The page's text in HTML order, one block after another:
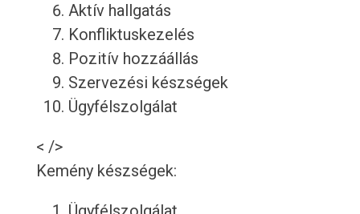
Aktív hallgatás
Konfliktuskezelés
Pozitív hozzáállás
Szervezési készségek
Ügyfélszolgálat
< />
Kemény készségek: